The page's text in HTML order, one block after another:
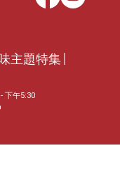
下午5:30
主題特集